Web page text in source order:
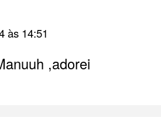
às 14:51
,adorei